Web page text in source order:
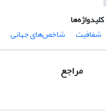
کلیدواژه‌ها
شفافیت
شاخص‌های جهانی
مراجع